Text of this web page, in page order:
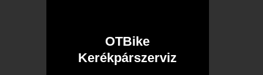
OTBike
Kerékpárszerviz